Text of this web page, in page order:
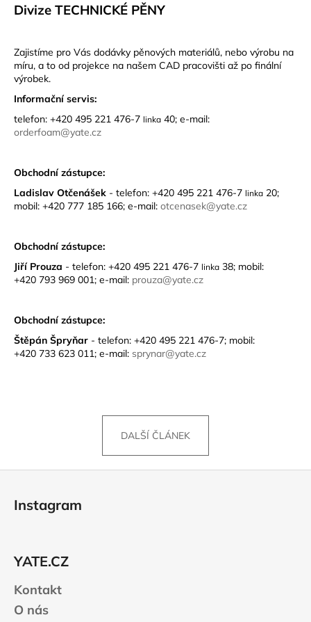
Divize TECHNICKÉ PĚNY
Zajistíme pro Vás dodávky pěnových materiálů, nebo výrobu na
míru, a to od projekce na našem CAD pracovišti až po finální
výrobek.
Informační servis:
telefon: +420 495 221 476-7 linka 40; e-mail:
orderfoam@yate.cz
Obchodní zástupce:
Ladislav Otčenášek - telefon: +420 495 221 476-7 linka 20;
mobil: +420 777 185 166; e-mail: otcenasek@yate.cz
Obchodní zástupce:
Jiří Prouza - telefon: +420 495 221 476-7 linka 38; mobil:
+420 793 969 001; e-mail: prouza@yate.cz
Obchodní zástupce:
Štěpán Špryňar - telefon: +420 495 221 476-7; mobil:
+420 733 623 011; e-mail: sprynar@yate.cz
DALŠÍ ČLÁNEK
Instagram
YATE.CZ
Kontakt
O nás